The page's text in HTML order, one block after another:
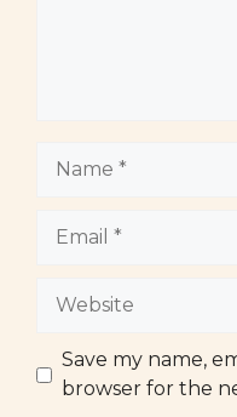
Website
Save my name,
browser for the